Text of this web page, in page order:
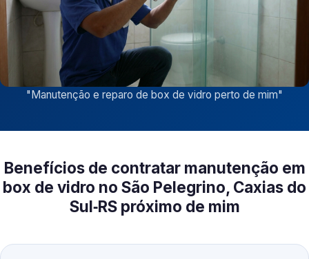
"Manutenção e reparo de box de vidro perto de mim"
Benefícios de contratar manutenção em
box de vidro no São Pelegrino, Caxias do
Sul‑RS próximo de mim